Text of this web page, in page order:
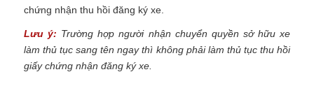
chứng nhận thu hồi đăng ký xe.
Lưu ý: Trường hợp người nhận chuyển quyền sở hữu xe
làm thủ tục sang tên ngay thì không phải làm thủ tục thu hồi
giấy chứng nhận đăng ký xe.